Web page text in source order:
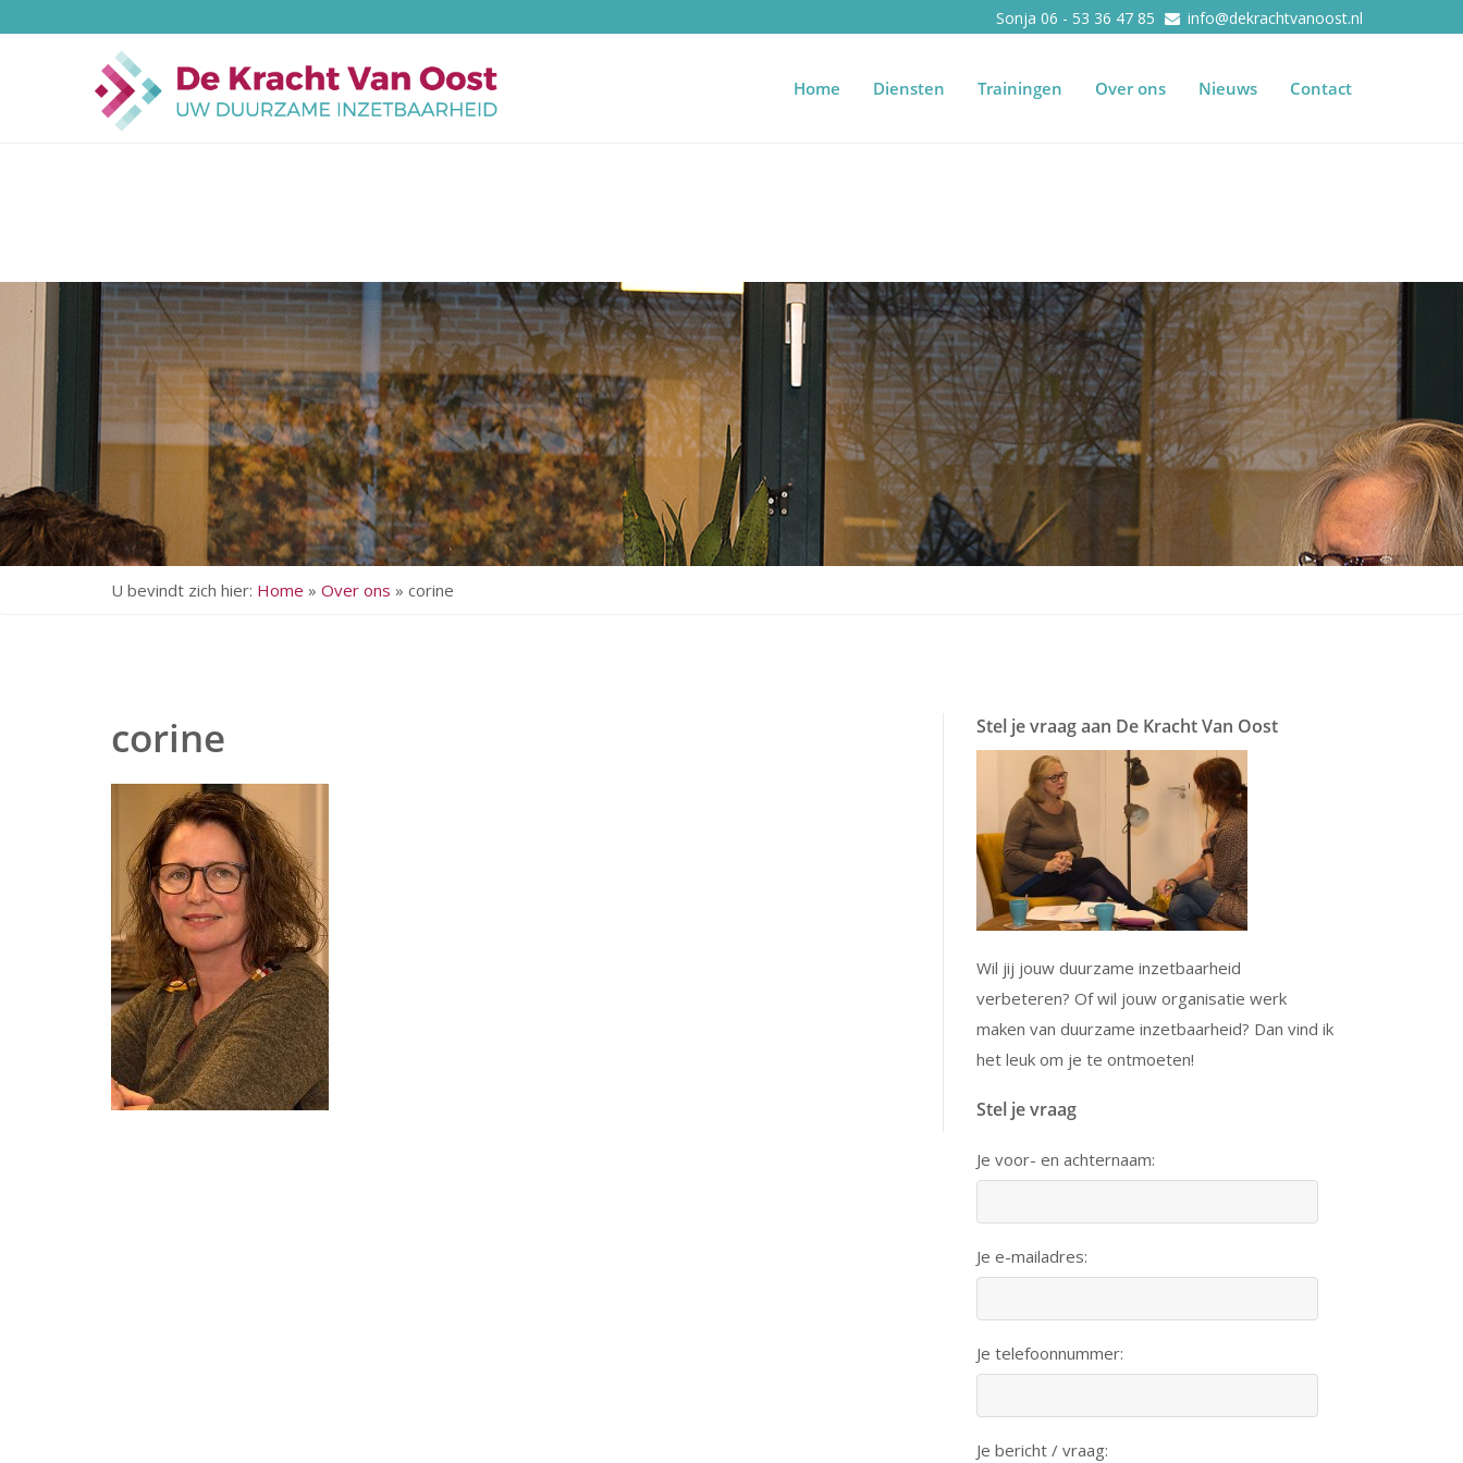
Sonja 06 - 53 36 47 85 info@dekrachtvanoost.nl
Home Diensten Trainingen Over ons Nieuws Contact
U bevindt zich hier: Home » Over ons » corine
corine Stel je vraag aan De Kracht Van Oost
Wil jij jouw duurzame inzetbaarheid
verbeteren? Of wil jouw organisatie werk
maken van duurzame inzetbaarheid? Dan vind ik
het leuk om je te ontmoeten!
Stel je vraag
Je voor- en achternaam:
Je e-mailadres:
Je telefoonnummer:
Je bericht / vraag: